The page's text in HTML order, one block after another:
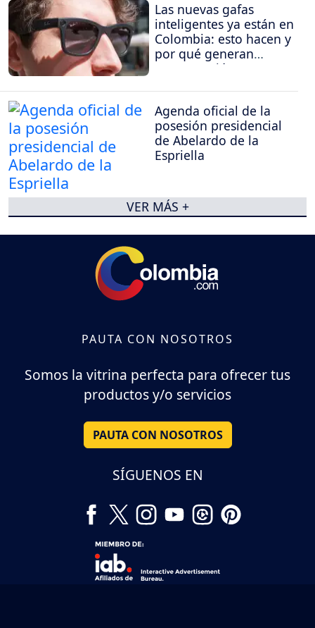
Las nuevas gafas
inteligentes ya están en
Colombia: esto hacen y
por qué generan
preocupación
Agenda oficial de la
posesión presidencial
de Abelardo de la
Espriella
VER MÁS +
PAUTA CON NOSOTROS
Somos la vitrina perfecta para ofrecer tus
productos y/o servicios
PAUTA CON NOSOTROS
SÍGUENOS EN